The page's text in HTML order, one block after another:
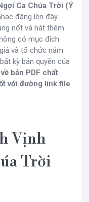
Ca Chúa Trời (Ý
đăng lên đây
nốt và hát thêm
có mục đích
và tổ chức nắm
kỳ bản quyền của
bản PDF chất
với đường link file
Vịnh
Trời